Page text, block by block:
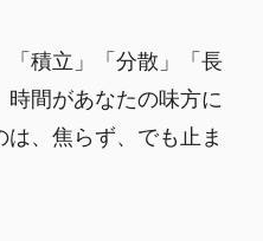
「積立」「分散」「長
間があなたの味方に
、焦らず、でも止ま